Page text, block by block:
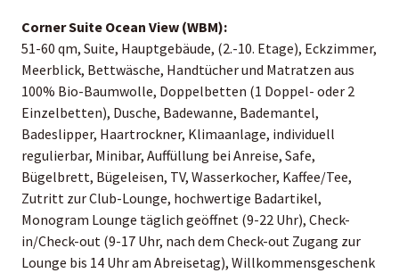
Corner Suite Ocean View (WBM):
51-60 qm, Suite, Hauptgebäude, (2.-10. Etage), Eckzimmer,
Meerblick, Bettwäsche, Handtücher und Matratzen aus
100% Bio-Baumwolle, Doppelbetten (1 Doppel- oder 2
Einzelbetten), Dusche, Badewanne, Bademantel,
Badeslipper, Haartrockner, Klimaanlage, individuell
regulierbar, Minibar, Auffüllung bei Anreise, Safe,
Bügelbrett, Bügeleisen, TV, Wasserkocher, Kaffee/Tee,
Zutritt zur Club-Lounge, hochwertige Badartikel,
Monogram Lounge täglich geöffnet (9-22 Uhr), Check-
in/Check-out (9-17 Uhr, nach dem Check-out Zugang zur
Lounge bis 14 Uhr am Abreisetag), Willkommensgeschenk